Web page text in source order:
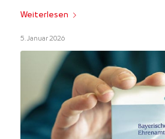
Weiterlesen
5. Januar 2026